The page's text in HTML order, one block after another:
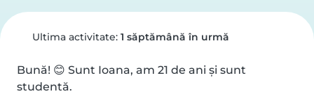
Ultima activitate: 1 săptămână în urmă
Bună! 😊 Sunt Ioana, am 21 de ani și sunt
studentă.